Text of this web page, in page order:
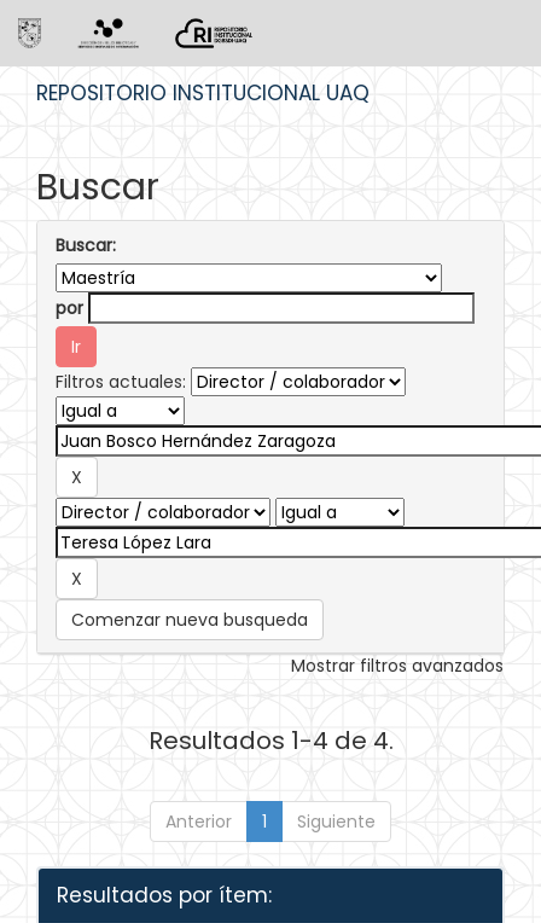
REPOSITORIO INSTITUCIONAL UAQ
Buscar
Buscar:
por
Filtros actuales:
Comenzar nueva busqueda
Mostrar filtros avanzados
Resultados 1-4 de 4.
Anterior 1 Siguiente
Resultados por ítem: